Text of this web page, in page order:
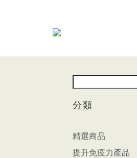
分類
精選商品
提升免疫力產品